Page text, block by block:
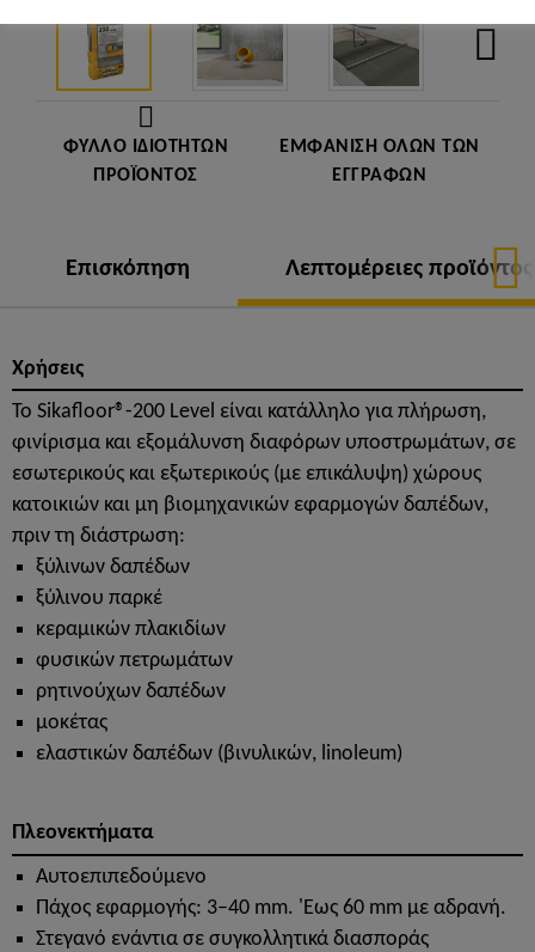
ΦΎΛΛΟ ΙΔΙΟΤΉΤΩΝ
ΠΡΟΪΌΝΤΟΣ
ΕΜΦΆΝΙΣΗ ΌΛΩΝ ΤΩΝ
ΕΓΓΡΆΦΩΝ
Επισκόπηση Λεπτομέρειες προϊόντος
Χρήσεις
Το Sikafloor®-200 Level είναι κατάλληλο για πλήρωση,
φινίρισμα και εξομάλυνση διαφόρων υποστρωμάτων, σε
εσωτερικούς και εξωτερικούς (με επικάλυψη) χώρους
κατοικιών και μη βιομηχανικών εφαρμογών δαπέδων,
πριν τη διάστρωση:
ξύλινων δαπέδων
ξύλινου παρκέ
κεραμικών πλακιδίων
φυσικών πετρωμάτων
ρητινούχων δαπέδων
μοκέτας
ελαστικών δαπέδων (βινυλικών, linoleum)
Πλεονεκτήματα
Αυτοεπιπεδούμενο
Πάχος εφαρμογής: 3–40 mm. 'Εως 60 mm με αδρανή.
Στεγανό ενάντια σε συγκολλητικά διασποράς